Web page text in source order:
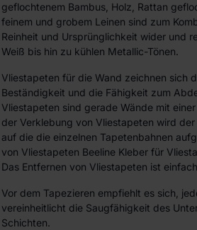
geflochtenem Bambus, Holz, Rattan
feinem und grobem Leinen sind zum
Reinheit und Ursprünglichkeit wider und
Weiß bis hin zu kühlen Metallic-Tönen.
Vliestapeten für die Wand zeichnen sich
Beständigkeit und die Fähigkeit zum
Vliestapeten sind gerade Wände mit
der Verklebung von Vliestapeten wird
auf die die einzelnen Tapetenbahnen
von Vliestapeten Beeline Kleber für
Das Entfernen von Vliestapeten ist
Vor dem Tapezieren empfiehlt es sich,
vereinheitlicht die Saugfähigkeit des
Schichten.